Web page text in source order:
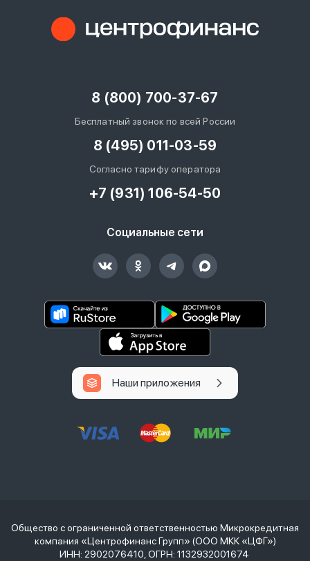
8 (800) 700-37-67
Бесплатный звонок по всей России
8 (495) 011-03-59
Согласно тарифу оператора
+7 (931) 106-54-50
Социальные сети
Наши приложения
Общество с ограниченной ответственностью Микрокредитная
компания «Центрофинанс Групп» (ООО МКК «ЦФГ»)
ИНН: 2902076410, ОГРН: 1132932001674